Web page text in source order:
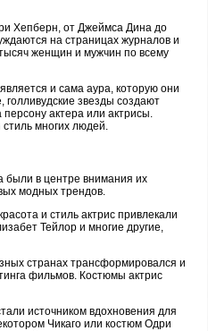
Хепберн, от Джеймса Дина до
на страницах журналов и
женщин и мужчин по всему
и сама аура, которую они
звезды создают
актера или актрисы.
многих людей.
были в центре внимания их
модных трендов.
и стиль актрис привлекали
Тейлор и многие другие,
странах трансформировался и
фильмов. Костюмы актрис
источником вдохновения для
Чикаго или костюм Одри